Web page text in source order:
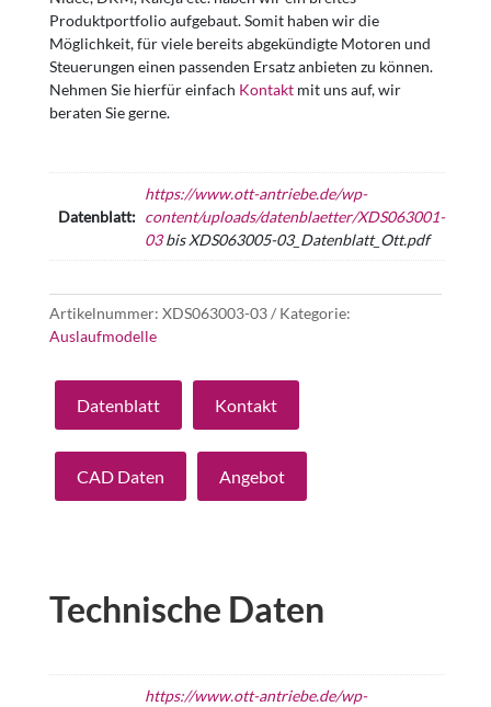
Produktportfolio aufgebaut. Somit haben wir die
Möglichkeit, für viele bereits abgekündigte Motoren und
Steuerungen einen passenden Ersatz anbieten zu können.
Nehmen Sie hierfür einfach Kontaktmit uns auf, wir
beraten Sie gerne.
Datenblatt:
https://www.ott-antriebe.de/wp-
content/uploads/datenblaetter/XDS063001-
03bis XDS063005-03_Datenblatt_Ott.pdf
Artikelnummer: XDS063003-03
Kategorie:
Auslaufmodelle
Datenblatt Kontakt
CAD Daten Angebot
Technische Daten
https://www.ott-antriebe.de/wp-